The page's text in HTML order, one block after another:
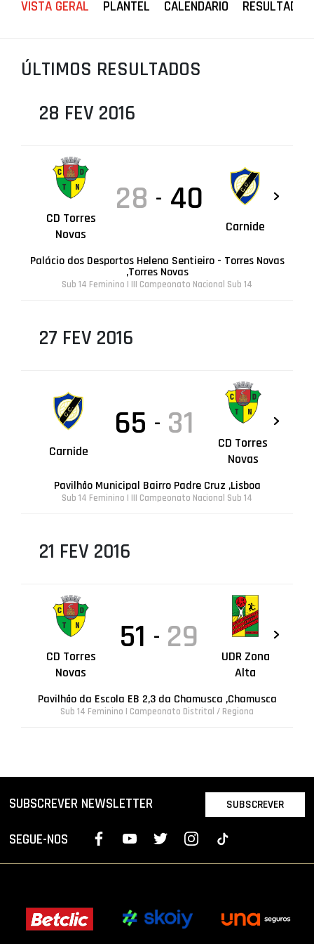
LIGA BETCLIC FEMININA
VISTA GERAL PLANTEL CALENDARIO RESULTADOS
ÚLTIMOS RESULTADOS
28 FEV 2016
CD Torres
Novas
28 - 40
Carnide
Palácio dos Desportos Helena Sentieiro - Torres Novas
,Torres Novas
Sub 14 Feminino | III Campeonato Nacional Sub 14
27 FEV 2016
Carnide
65 - 31
CD Torres
Novas
Pavilhão Municipal Bairro Padre Cruz ,Lisboa
Sub 14 Feminino | III Campeonato Nacional Sub 14
21 FEV 2016
CD Torres
Novas
51 - 29
UDR Zona
Alta
Pavilhão da Escola EB 2,3 da Chamusca ,Chamusca
Sub 14 Feminino | Campeonato Distrital / Regiona
SUBSCREVER NEWSLETTER SUBSCREVER
SEGUE-NOS